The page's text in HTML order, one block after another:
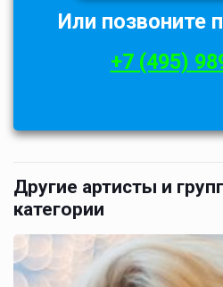
Или позвоните
+7 (495)
Другие артисты и
категории